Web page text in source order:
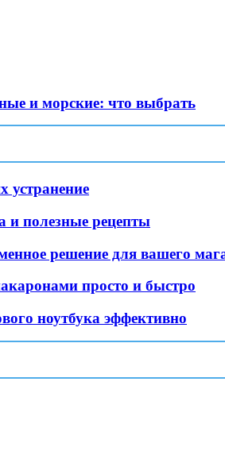
и морские: что выбрать
устранение
и полезные рецепты
решение для вашего
просто и быстро
ноутбука эффективно